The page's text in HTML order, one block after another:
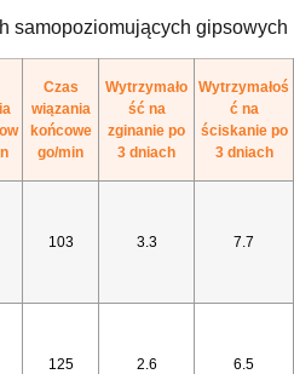
samopoziomujących gipsowych
Czas
wiązania
końcowe
go/min
Wytrzymało
ść na
zginanie po
3 dniach
Wytrzymałoś
ć na
ściskanie po
3 dniach
103 3.3 7.7
125 2.6 6.5